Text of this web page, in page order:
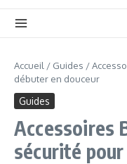
Accueil / Guides /
débuter en douceur
Guides
Accessoires
sécurité